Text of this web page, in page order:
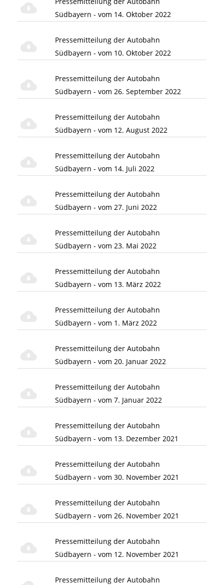
Südbayern - vom 14. Oktober 2022
Pressemitteilung der Autobahn
Südbayern - vom 10. Oktober 2022
Pressemitteilung der Autobahn
Südbayern - vom 26. September 2022
Pressemitteilung der Autobahn
Südbayern - vom 12. August 2022
Pressemitteilung der Autobahn
Südbayern - vom 14. Juli 2022
Pressemitteilung der Autobahn
Südbayern - vom 27. Juni 2022
Pressemitteilung der Autobahn
Südbayern - vom 23. Mai 2022
Pressemitteilung der Autobahn
Südbayern - vom 13. März 2022
Pressemitteilung der Autobahn
Südbayern - vom 1. März 2022
Pressemitteilung der Autobahn
Südbayern - vom 20. Januar 2022
Pressemitteilung der Autobahn
Südbayern - vom 7. Januar 2022
Pressemitteilung der Autobahn
Südbayern - vom 13. Dezember 2021
Pressemitteilung der Autobahn
Südbayern - vom 30. November 2021
Pressemitteilung der Autobahn
Südbayern - vom 26. November 2021
Pressemitteilung der Autobahn
Südbayern - vom 12. November 2021
Pressemitteilung der Autobahn